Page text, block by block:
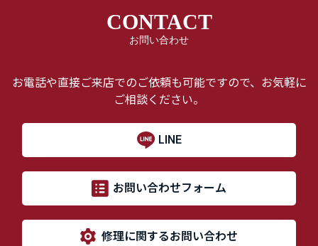
CONTACT
お問い合わせ
お電話や直接ご来店でのご依頼も可能ですので、お気軽に
ご相談ください。
LINE
お問い合わせフォーム
修理に関するお問い合わせ